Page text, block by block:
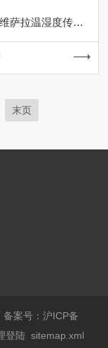
HMW82维萨拉温湿度传感器
末页
备案号：沪ICP备
登陆 sitemap.xml